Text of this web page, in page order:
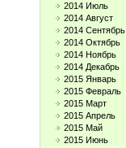
2014 Июль
2014 Август
2014 Сентябрь
2014 Октябрь
2014 Ноябрь
2014 Декабрь
2015 Январь
2015 Февраль
2015 Март
2015 Апрель
2015 Май
2015 Июнь